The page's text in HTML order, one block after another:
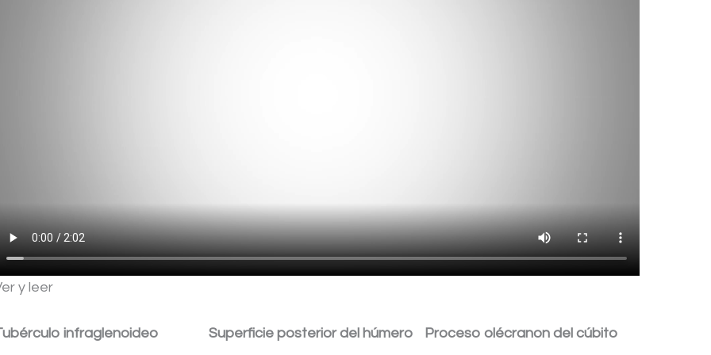
y leer
infraglenoideo Superficie posterior del húmero Proceso olécranon del cúbito